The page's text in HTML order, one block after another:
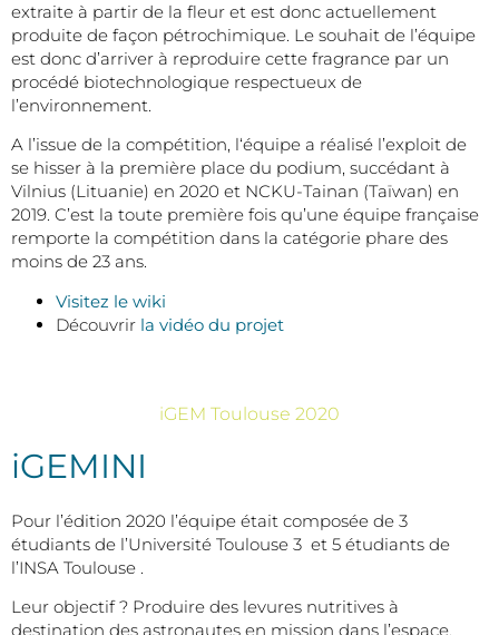
extraite à partir de la fleur et est donc actuellement
produite de façon pétrochimique. Le souhait de l’équipe
est donc d’arriver à reproduire cette fragrance par un
procédé biotechnologique respectueux de
l’environnement.
A l’issue de la compétition, l‘équipe a réalisé l’exploit de
se hisser à la première place du podium, succédant à
Vilnius (Lituanie) en 2020 et NCKU-Tainan (Taïwan) en
2019. C’est la toute première fois qu’une équipe française
remporte la compétition dans la catégorie phare des
moins de 23 ans.
Visitez le wiki
Découvrir la vidéo du projet
iGEM Toulouse 2020
iGEMINI
Pour l’édition 2020 l’équipe était composée de 3
étudiants de l’Université Toulouse 3 et 5 étudiants de
l’INSA Toulouse .
Leur objectif ? Produire des levures nutritives à
destination des astronautes en mission dans l’espace.